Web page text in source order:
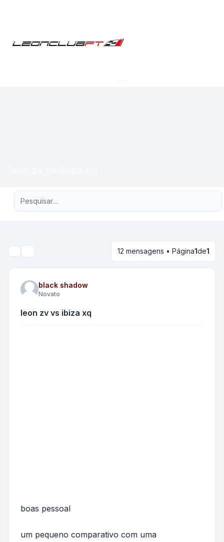
Pesquisa avançada
Pesquisar 12 mensagens • Página1de1
black shadow
Novato
leon zv vs ibiza xq
boas pessoal
um pequeno comparativo com uma